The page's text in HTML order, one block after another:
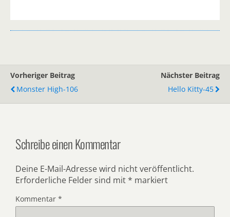
Vorheriger Beitrag
Monster High-106
Nächster Beitrag
Hello Kitty-45
Schreibe einen Kommentar
Deine E-Mail-Adresse wird nicht veröffentlicht.
Erforderliche Felder sind mit * markiert
Kommentar *